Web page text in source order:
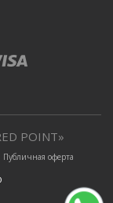
POINT»
Публичная оферта